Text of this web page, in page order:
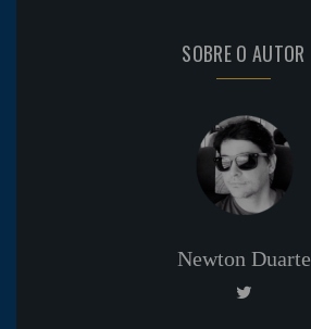
SOBRE O AUTOR
Newton Duarte